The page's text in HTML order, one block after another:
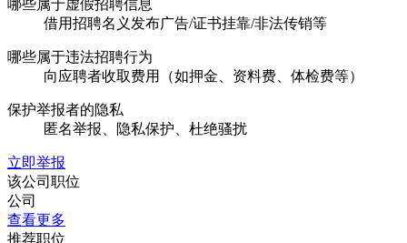
哪些属于虚假招聘信息
借用招聘名义发布广告/证书挂靠/非法传销等
哪些属于违法招聘行为
向应聘者收取费用（如押金、资料费、体检费等）
保护举报者的隐私
匿名举报、隐私保护、杜绝骚扰
立即举报
该公司职位
公司
查看更多
推荐职位